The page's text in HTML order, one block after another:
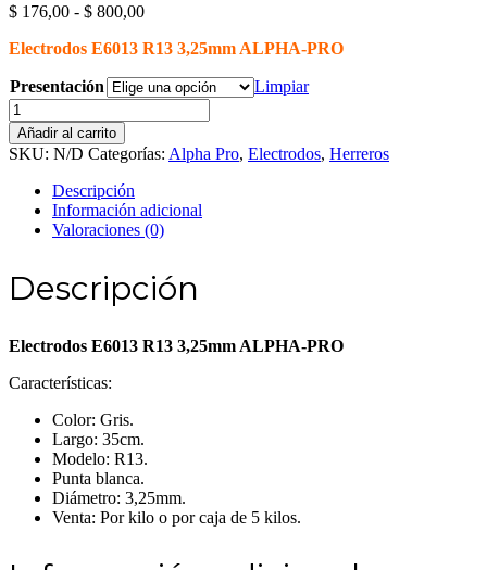
$ 176,00 - $ 800,00Rango
precios:
$ 176,00
$ 800,00
Electrodos E6013 R13 3,25mm ALPHA-PRO
Presentación
Limpiar
Electrodos
E6013
R13
3,25mm
ALPHA-
PRO
cantidad
Añadir al carrito
SKU: N/D Categorías: Alpha Pro, Electrodos, Herreros
Descripción
Información adicional
Valoraciones (0)
Descripción
Electrodos E6013 R13 3,25mm ALPHA-PRO
Características:
Color: Gris.
Largo: 35cm.
Modelo: R13.
Punta blanca.
Diámetro: 3,25mm.
Venta: Por kilo o por caja de 5 kilos.